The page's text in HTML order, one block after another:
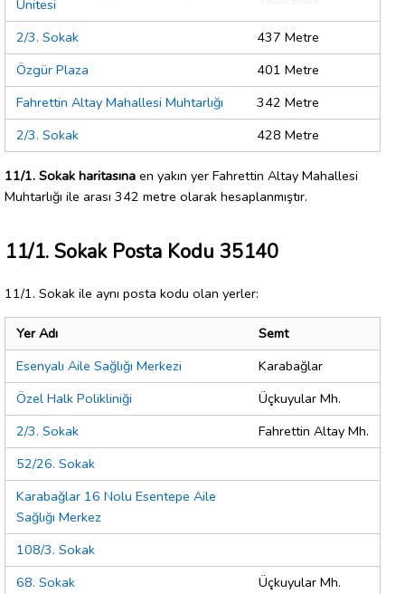
Ünitesi
2/3. Sokak
437 Metre
Özgür Plaza
401 Metre
Fahrettin Altay Mahallesi Muhtarlığı
342 Metre
2/3. Sokak
428 Metre
11/1. Sokak haritasına en yakın yer Fahrettin Altay Mahallesi
Muhtarlığı ile arası 342 metre olarak hesaplanmıştır.
11/1. Sokak Posta Kodu 35140
11/1. Sokak ile aynı posta kodu olan yerler:
Yer Adı
Semt
Esenyalı Aile Sağlığı Merkezi
Karabağlar
Özel Halk Polikliniği
Üçkuyular Mh.
2/3. Sokak
Fahrettin Altay Mh.
52/26. Sokak
Karabağlar 16 Nolu Esentepe Aile
Sağlığı Merkez
108/3. Sokak
68. Sokak
Üçkuyular Mh.